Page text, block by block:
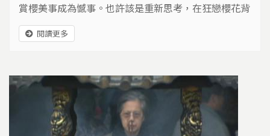
賞櫻美事成為憾事。也許該是重新思考，在狂戀櫻花背
後，一個全面性保育與文化的思考...
閱讀更多